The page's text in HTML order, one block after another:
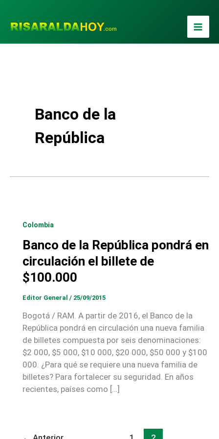
contenido
Banco de la
República
Colombia
Banco de la República pondrá en
circulación el billete de
$100.000
Editor General / 25/09/2015
Bogotá / RAM. A partir de 2016, el Banco de la
República pondrá en circulación una nueva familia
de billetes compuesta por seis denominaciones:
$2 000, $5 000, $10 000, $20 000, $50 000 y $100
000. ¿Para qué se requiere una nueva familia de
billetes? Para fortalecer su seguridad. En años
recientes, países como […]